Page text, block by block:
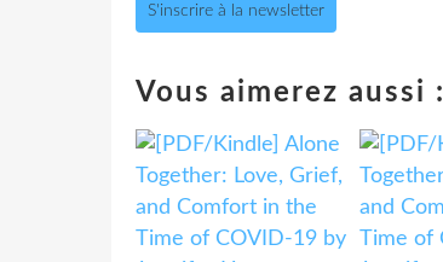
S'inscrire à la newsletter
Vous aimerez aussi :